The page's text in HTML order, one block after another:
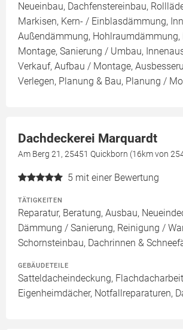
Neueinbau, Dachfenstereinbau,
Markisen, Kern- / Einblasdämmung,
Außendämmung, Hohlraumdämmung,
Montage, Sanierung / Umbau,
Verkauf, Aufbau / Montage,
Verlegen, Planung & Bau, Planung /
Dachdeckerei Marquardt
Am Berg 21, 25451 Quickborn (16km von
5 mit einer Bewertung
TÄTIGKEITEN
Reparatur, Beratung, Ausbau,
Dämmung / Sanierung, Reinigung /
Schornsteinbau, Dachrinnen &
GEBÄUDETEILE
Satteldacheindeckung,
Eigenheimdächer, Notfallreparaturen,